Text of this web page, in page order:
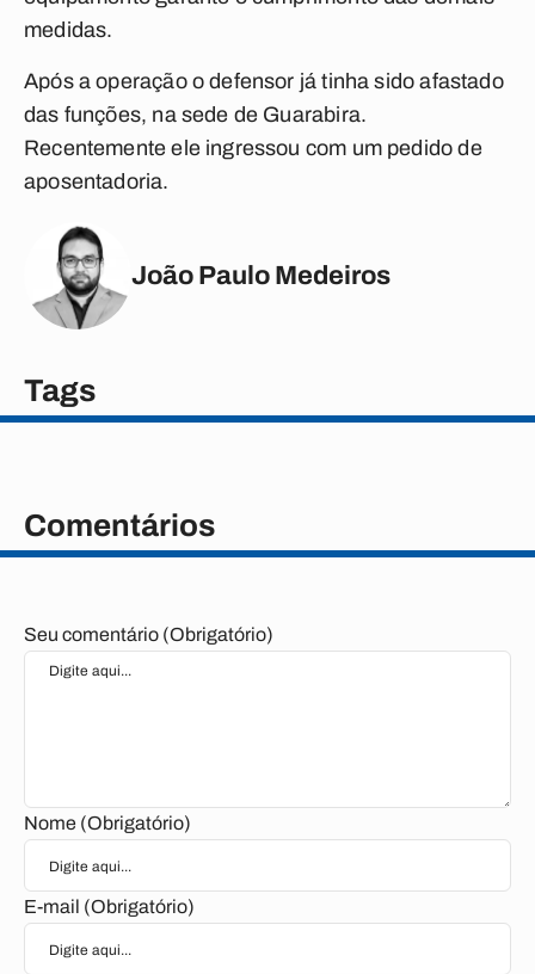
medidas.
Após a operação o defensor já tinha sido afastado
das funções, na sede de Guarabira.
Recentemente ele ingressou com um pedido de
aposentadoria.
João Paulo Medeiros
Tags
Comentários
Seu comentário (Obrigatório)
Nome (Obrigatório)
E-mail (Obrigatório)